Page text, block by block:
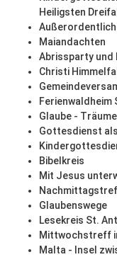
Heiligsten
Maiandachten
Abrissparty und
Christi
Ferienwaldheim
Glaube -
Gottesdienst
Bibelkreis
Mit Jesus
Glaubenswege
Lesekreis St.
Mittwochstreff
Malta - Insel